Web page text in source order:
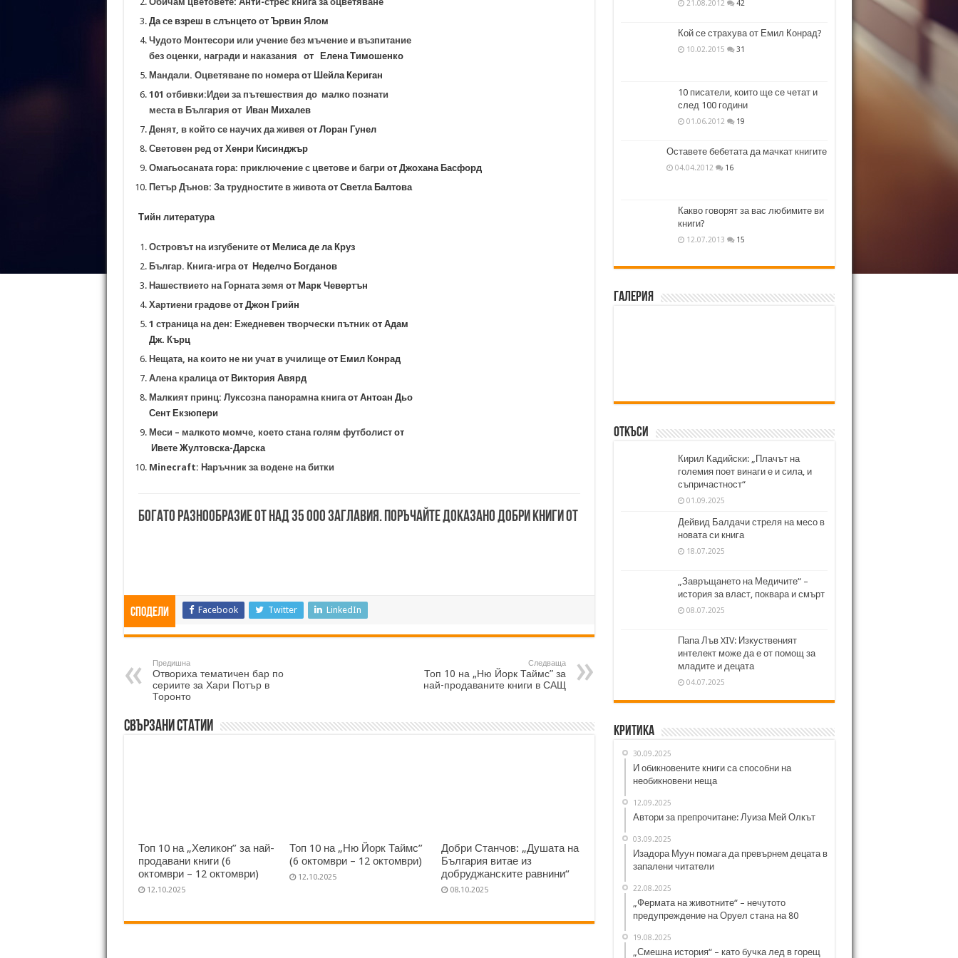
Да се взреш в слънцето от Ървин Ялом
Чудото Монтесори или учение без мъчение и възпитание
без оценки, награди и наказания от Елена Тимошенко
Мандали. Оцветяване по номераот Шейла Кериган
101 отбивки:Идеи за пътешествия до малко познати
места в България от Иван Михалев
Денят, в който се научих да живея от Лоран Гунел
Световен редот Хенри Кисинджър
Омагьосаната гора: приключение с цветове и багри от Джохана Басфорд
Петър Дънов: За трудностите в животаот Светла Балтова
Тийн литература
Островът на изгубенитеот Мелиса де ла Круз
Българ. Книга-играот Неделчо Богданов
Нашествието на Горната земя от Марк Чевертън
Хартиени градовеот Джон Грийн
1 страница на ден: Ежедневен творчески пътникот Адам
Дж. Кърц
Нещата, на които не ни учат в училищеот Емил Конрад
Алена кралицаот Виктория Авярд
Малкият принц: Луксозна панорамна книгаот Антоан Дьо
Сент Екзюпери
Меси – малкото момче, което стана голям футболист от
Ивете Жултовска-Дарска
Minecraft: Наръчник за водене на битки
Богато разнообразие от над 35 000 заглавия. Поръчайте доказано добри книги от
Сподели Facebook Twitter LinkedIn
Предишна
Отвориха тематичен бар по
сериите за Хари Потър в
Торонто
Следваща
Топ 10 на „Ню Йорк Таймс” за
най-продаваните книги в САЩ
Свързани статии
Топ 10 на „Хеликон” за най-
продавани книги (6
октомври – 12 октомври)
12.10.2025
Топ 10 на „Ню Йорк Таймс”
(6 октомври – 12 октомври)
12.10.2025
Добри Станчов: „Душата на
България витае из
добруджанските равнини“
08.10.2025
21.08.2012 42
Кой се страхува от Емил Конрад?
10.02.2015 31
10 писатели, които ще се четат и
след 100 години
01.06.2012 19
Оставете бебетата да мачкат книгите
04.04.2012 16
Какво говорят за вас любимите ви
книги?
12.07.2013 15
Галерия
Откъси
Кирил Кадийски: „Плачът на
големия поет винаги е и сила, и
съпричастност“
01.09.2025
Дейвид Балдачи стреля на месо в
новата си книга
18.07.2025
„Завръщането на Медичите“ –
история за власт, поквара и смърт
08.07.2025
Папа Лъв XIV: Изкуственият
интелект може да е от помощ за
младите и децата
04.07.2025
Критика
30.09.2025
И обикновените книги са способни на
необикновени неща
12.09.2025
Автори за препрочитане: Луиза Мей Олкът
03.09.2025
Изадора Муун помага да превърнем децата в
запалени читатели
22.08.2025
„Фермата на животните“ – нечутото
предупреждение на Оруел стана на 80
19.08.2025
„Смешна история“ – като бучка лед в горещ